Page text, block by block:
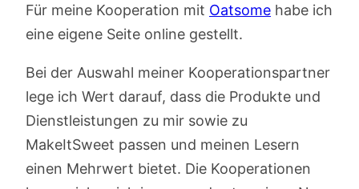
Für meine Kooperation mit Oatsome habe ich
eine eigene Seite online gestellt.
Bei der Auswahl meiner Kooperationspartner
lege ich Wert darauf, dass die Produkte und
Dienstleistungen zu mir sowie zu
MakeItSweet passen und meinen Lesern
einen Mehrwert bietet. Die Kooperationen